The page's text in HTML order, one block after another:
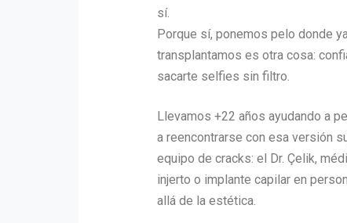
sí.
Porque sí, ponemos pelo donde
transplantamos es otra cosa:
sacarte selfies sin filtro.
Llevamos +22 años ayudando a
a reencontrarse con esa versión
equipo de cracks: el Dr. Çelik,
injerto o implante capilar en
allá de la estética.